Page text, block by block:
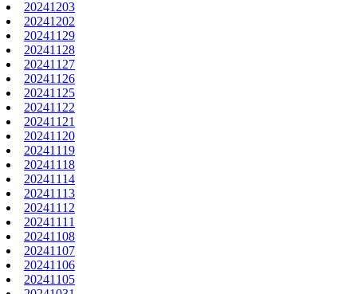
20241203
20241202
20241129
20241128
20241127
20241126
20241125
20241122
20241121
20241120
20241119
20241118
20241114
20241113
20241112
20241111
20241108
20241107
20241106
20241105